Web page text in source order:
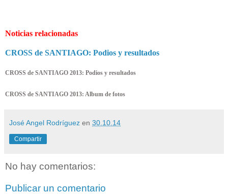
Noticias relacionadas
CROSS de SANTIAGO: Podios y resultados
CROSS de SANTIAGO 2013: Podios y resultados
CROSS de SANTIAGO 2013: Album de fotos
José Angel Rodríguez en 30.10.14
Compartir
No hay comentarios:
Publicar un comentario